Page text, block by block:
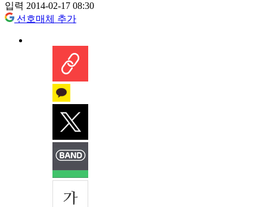
입력 2014-02-17 08:30
선호매체 추가